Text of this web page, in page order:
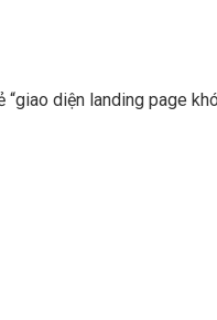
diện landing page